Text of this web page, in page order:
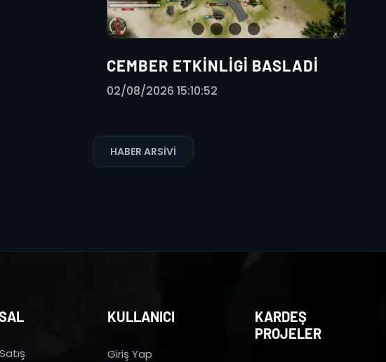
CEMBER ETKINLIGI BASLADI
02/08/2026 15:10:52
HABER ARSIVI
KULLANICI
Giriş Yap
KARDEŞ
PROJELER